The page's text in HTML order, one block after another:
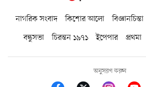
নাগরিক সংবাদ কিশোর আলো বিজ্ঞানচিন্তা
বন্ধুসভা
চিরন্তন ১৯৭১ ইপেপার প্রথমা
অনুসরণ করুন